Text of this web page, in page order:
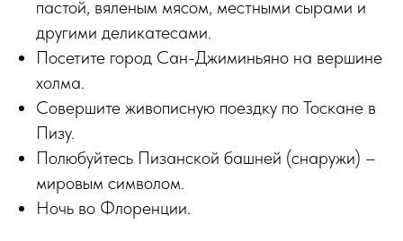
пастой, вяленым мясом, местными сырами и
другими деликатесами.
Посетите город Сан-Джиминьяно на вершине
холма.
Совершите живописную поездку по Тоскане в
Пизу.
Полюбуйтесь Пизанской башней (снаружи) –
мировым символом.
Ночь во Флоренции.